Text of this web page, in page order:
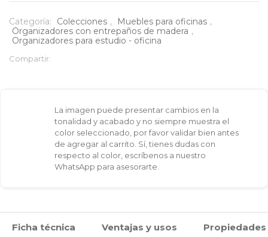
auxiliar
de
madera
estructura
en
acero
cantidad
Categoría: Colecciones , Muebles para oficinas ,
Organizadores con entrepaños de madera ,
Organizadores para estudio - oficina
Compartir:
La imagen puede presentar cambios en la
tonalidad y acabado y no siempre muestra el
color seleccionado, por favor validar bien antes
de agregar al carrito. Sí, tienes dudas con
respecto al color, escríbenos a nuestro
WhatsApp para asesorarte.
Ficha técnica Ventajas y usos Propiedades